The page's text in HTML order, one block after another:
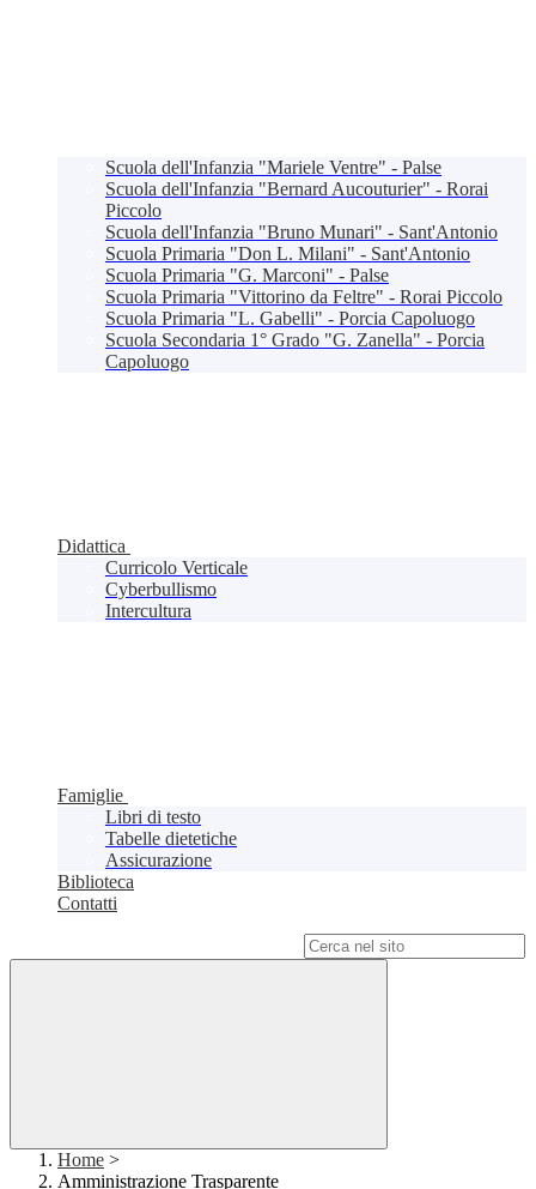
Scuola dell'Infanzia "Mariele Ventre" - Palse
Scuola dell'Infanzia "Bernard Aucouturier" - Rorai
Piccolo
Scuola dell'Infanzia "Bruno Munari" - Sant'Antonio
Scuola Primaria "Don L. Milani" - Sant'Antonio
Scuola Primaria "G. Marconi" - Palse
Scuola Primaria "Vittorino da Feltre" - Rorai Piccolo
Scuola Primaria "L. Gabelli" - Porcia Capoluogo
Scuola Secondaria 1° Grado "G. Zanella" - Porcia
Capoluogo
Didattica
Curricolo Verticale
Cyberbullismo
Intercultura
Famiglie
Libri di testo
Tabelle dietetiche
Assicurazione
Biblioteca
Contatti
Home >
Amministrazione Trasparente